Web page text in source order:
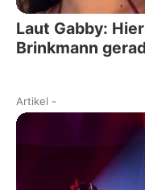
Laut Gabby:
Brinkmann
Artikel -